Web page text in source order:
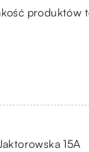
produktów
15A